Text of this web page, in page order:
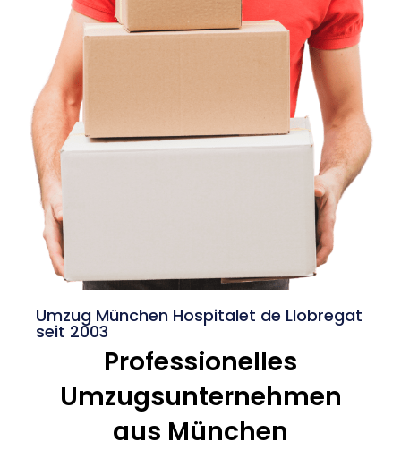
Umzug München Hospitalet de Llobregat
seit 2003
Professionelles
Umzugsunternehmen
aus München